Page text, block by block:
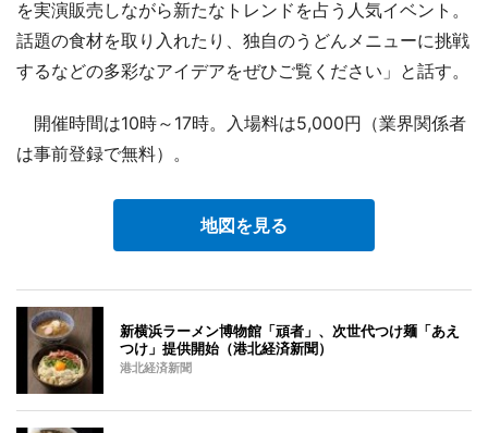
を実演販売しながら新たなトレンドを占う人気イベント。
話題の食材を取り入れたり、独自のうどんメニューに挑戦
するなどの多彩なアイデアをぜひご覧ください」と話す。
開催時間は10時～17時。入場料は5,000円（業界関係者
は事前登録で無料）。
地図を見る
新横浜ラーメン博物館「頑者」、次世代つけ麺「あえ
つけ」提供開始（港北経済新聞）
港北経済新聞